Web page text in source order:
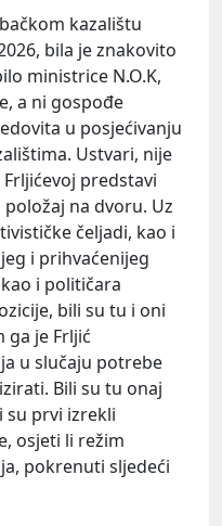
kazalištu
bila je znakovito
ministrice N.O.K,
a ni gospođe
u posjećivanju
Ustvari, nije
predstavi
na dvoru. Uz
čeljadi, kao i
i prihvaćenijeg
i političara
bili su tu i oni
ga je Frljić
u slučaju potrebe
Bili su tu onaj
su prvi izrekli
osjeti li režim
pokrenuti sljedeći